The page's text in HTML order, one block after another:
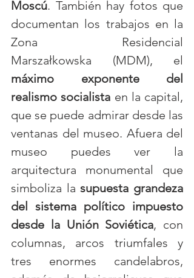
Moscú. También hay fotos que
documentan los trabajos en la
Zona Residencial
máximo exponente del
realismo socialista en la capital,
que se puede admirar desde las
ventanas del museo. Afuera del
museo puedes ver la
arquitectura monumental que
simboliza la supuesta grandeza
del sistema político impuesto
desde la Unión Soviética, con
columnas, arcos triumfales y
tres enormes candelabros,